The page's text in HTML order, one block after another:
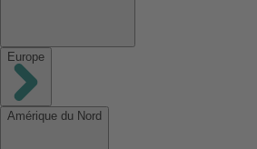
Europe
Amérique du Nord